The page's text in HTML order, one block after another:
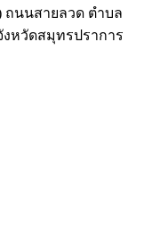
ถนนสายลวด ตำบล
งหวัดสมุทรปราการ